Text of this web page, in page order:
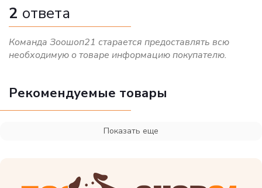
корм, тем самым поддерживая гигиену
Продукт поддерживает здоровье костей и
суставов мэйн-куна. Обогащено жирными
Дегидратированные белки животного происхождения
2 ответа
Команда Зоошоп21 старается предоставлять всю
необходимую о товаре информацию покупателю.
Рекомендуемые товары
Показать еще